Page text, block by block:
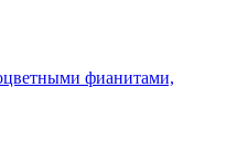
фианитами,